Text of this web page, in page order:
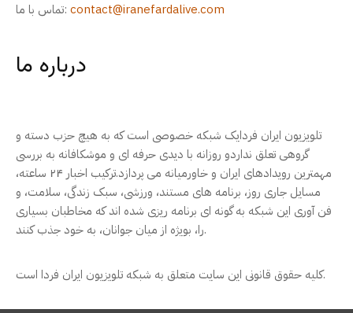
تماس با ما: contact@iranefardalive.com
درباره ما
تلویزیون ایران فردایک شبکه خصوصی است که به هیچ حزب دسته و
گروهی تعلق نداردو روزانه با دیدی حرفه ای و موشکافانه به بررسی
مهمترین رویدادهای ایران و خاورمیانه می پردازد.ترکیب اخبار ۲۴ ساعته،
مسایل جاری روز، برنامه های مستند، ورزشی، سبک زندگی، سلامت، و
فن آوری این شبکه به گونه ای برنامه ریزی شده اند که مخاطبان بسیاری
را، بویژه از میان جوانان، به خود جذب کنند.
کلیه حقوق قانونی این سایت متعلق به شبکه تلویزیون ایران فردا است.